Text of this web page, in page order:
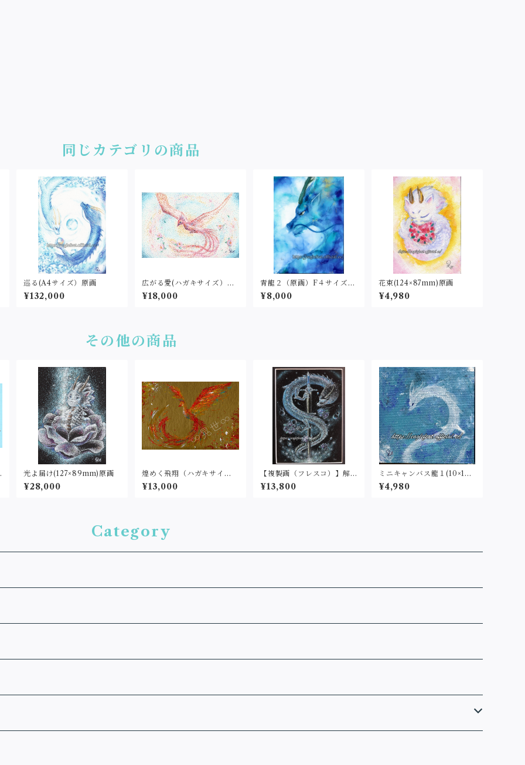
同じカテゴリの商品
巡る(A4サイズ）原画
¥132,000
広がる愛(ハガキサイズ）原
画
¥18,000
青龍２（原画）F４サイズ33
3×242
¥8,000
花束(124×87mm)原画
¥4,980
その他の商品
光よ届け(127×89mm)原画
¥28,000
煌めく飛翔（ハガキサイ
ズ）原画
¥13,000
【複製画（フレスコ）】解
放(２L判サイズ)
¥13,800
ミニキャンバス龍１(10×10c
m)原画
¥4,980
Category